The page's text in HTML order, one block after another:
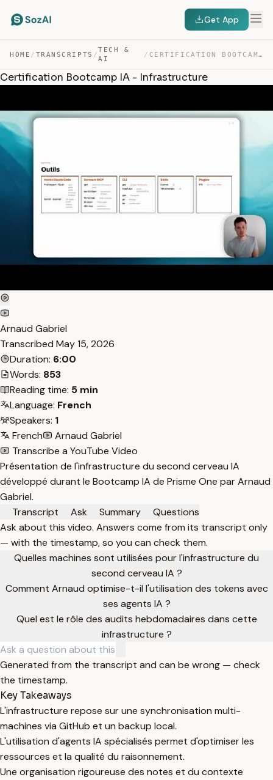
Get App
HOME / TRANSCRIPTS /
TECH &
AI
/ CERTIFICATION BOOTCAMP IA – INFRASTRUCTURE — TRANSCRIPT
Certification Bootcamp IA - Infrastructure
Arnaud Gabriel
Transcribed May 15, 2026
Duration: 6:00
Words: 853
Reading time: 5 min
Language: French
Speakers: 1
French
Arnaud Gabriel
Transcribe a YouTube Video
Présentation de l'infrastructure du second cerveau IA
développé durant le Bootcamp IA de Prisme One par Arnaud
Gabriel.
Transcript
Ask Summary
Questions
Ask about this video. Answers come from its transcript only
— with the timestamp, so you can check them.
Quelles machines sont utilisées pour l'infrastructure du
second cerveau IA ?
Comment Arnaud optimise-t-il l'utilisation des tokens avec
ses agents IA ?
Quel est le rôle des audits hebdomadaires dans cette
infrastructure ?
Generated from the transcript and can be wrong — check
the timestamp.
Key Takeaways
L'infrastructure repose sur une synchronisation multi-
machines via GitHub et un backup local.
L'utilisation d'agents IA spécialisés permet d'optimiser les
ressources et la qualité du raisonnement.
Une organisation rigoureuse des notes et du contexte